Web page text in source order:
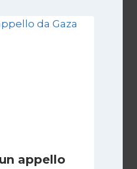
appello